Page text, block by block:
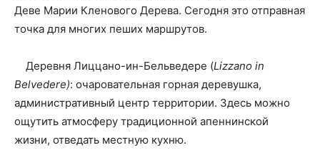
Деве Марии Кленового Дерева. Сегодня это отправная
точка для многих пеших маршрутов.
Деревня Лиццано-ин-Бельведере (Lizzano in
Belvedere): очаровательная горная деревушка,
административный центр территории. Здесь можно
ощутить атмосферу традиционной апеннинской
жизни, отведать местную кухню.